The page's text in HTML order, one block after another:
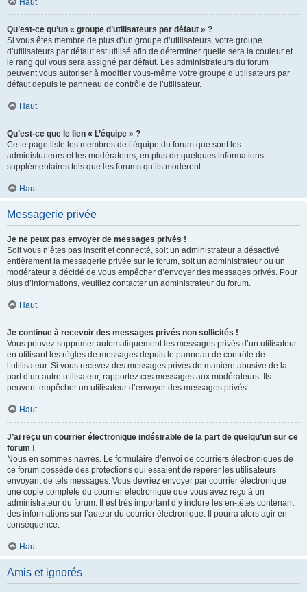
Haut
Qu’est-ce qu’un « groupe d’utilisateurs par défaut » ?
Si vous êtes membre de plus d’un groupe d’utilisateurs, votre groupe
d’utilisateurs par défaut est utilisé afin de déterminer quelle sera la couleur et
le rang qui vous sera assigné par défaut. Les administrateurs du forum
peuvent vous autoriser à modifier vous-même votre groupe d’utilisateurs par
défaut depuis le panneau de contrôle de l’utilisateur.
Haut
Qu’est-ce que le lien « L’équipe » ?
Cette page liste les membres de l’équipe du forum que sont les
administrateurs et les modérateurs, en plus de quelques informations
supplémentaires tels que les forums qu’ils modèrent.
Haut
Messagerie privée
Je ne peux pas envoyer de messages privés !
Soit vous n’êtes pas inscrit et connecté, soit un administrateur a désactivé
entièrement la messagerie privée sur le forum, soit un administrateur ou un
modérateur a décidé de vous empêcher d’envoyer des messages privés. Pour
plus d’informations, veuillez contacter un administrateur du forum.
Haut
Je continue à recevoir des messages privés non sollicités !
Vous pouvez supprimer automatiquement les messages privés d’un utilisateur
en utilisant les règles de messages depuis le panneau de contrôle de
l’utilisateur. Si vous recevez des messages privés de manière abusive de la
part d’un autre utilisateur, rapportez ces messages aux modérateurs. Ils
peuvent empêcher un utilisateur d’envoyer des messages privés.
Haut
J’ai reçu un courrier électronique indésirable de la part de quelqu’un sur ce
forum !
Nous en sommes navrés. Le formulaire d’envoi de courriers électroniques de
ce forum possède des protections qui essaient de repérer les utilisateurs
envoyant de tels messages. Vous devriez envoyer par courrier électronique
une copie complète du courrier électronique que vous avez reçu à un
administrateur du forum. Il est très important d’y inclure les en-têtes contenant
des informations sur l’auteur du courrier électronique. Il pourra alors agir en
conséquence.
Haut
Amis et ignorés